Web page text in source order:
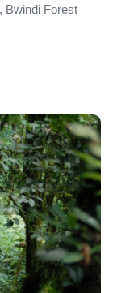
Bwindi Forest